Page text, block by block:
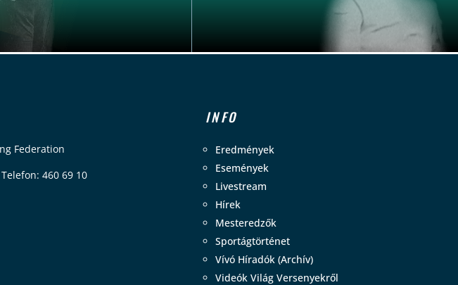
Federation
460 69 10
INFO
Eredmények
Események
Livestream
Hírek
Mesteredzők
Sportágtörténet
Vívó Híradók (Archív)
Videók Világ Versenyekről